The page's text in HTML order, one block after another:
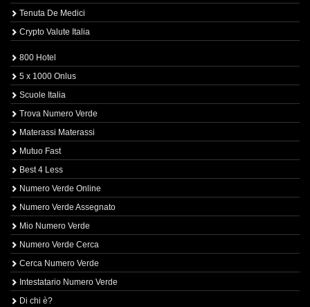
Tenuta De Medici
Crypto Valute Italia
800 Hotel
5 x 1000 Onlus
Scuole Italia
Trova Numero Verde
Materassi Materassi
Mutuo Fast
Best 4 Less
Numero Verde Online
Numero Verde Assegnato
Mio Numero Verde
Numero Verde Cerca
Cerca Numero Verde
Intestatario Numero Verde
Di chi è?